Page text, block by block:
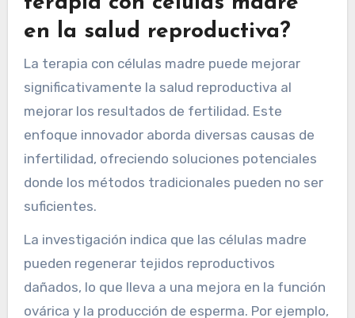
en la salud reproductiva?
La terapia con células madre puede mejorar
significativamente la salud reproductiva al
mejorar los resultados de fertilidad. Este
enfoque innovador aborda diversas causas de
infertilidad, ofreciendo soluciones potenciales
donde los métodos tradicionales pueden no ser
suficientes.
La investigación indica que las células madre
pueden regenerar tejidos reproductivos
dañados, lo que lleva a una mejora en la función
ovárica y la producción de esperma. Por ejemplo,